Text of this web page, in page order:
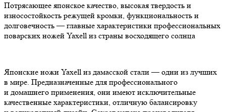
Потрясающее японское качество, высокая твердость и
износостойкость режущей кромки, функциональность и
долговечность — главные характеристики профессиональных
поварских ножей Yaxell из страны восходящего солнца
Японские ножи Yaxell из дамасской стали — одни из лучших
в мире. Предназначенные для профессионального
и домашнего применения, они имеют исключительные
качественные характеристики, отличную балансировку